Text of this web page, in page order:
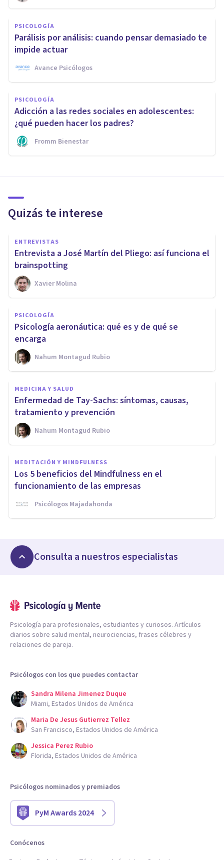
PSICOLOGÍA
Parálisis por análisis: cuando pensar demasiado te
impide actuar
Avance Psicólogos
PSICOLOGÍA
Adicción a las redes sociales en adolescentes:
¿qué pueden hacer los padres?
Fromm Bienestar
Quizás te interese
ENTREVISTAS
Entrevista a José Martín del Pliego: así funciona el
brainspotting
Xavier Molina
PSICOLOGÍA
Psicología aeronáutica: qué es y de qué se
encarga
Nahum Montagud Rubio
MEDICINA Y SALUD
Enfermedad de Tay-Sachs: síntomas, causas,
tratamiento y prevención
Nahum Montagud Rubio
MEDITACIÓN Y MINDFULNESS
Los 5 beneficios del Mindfulness en el
funcionamiento de las empresas
Psicólogos Majadahonda
Consulta a nuestros especialistas
Psicología para profesionales, estudiantes y curiosos. Artículos
diarios sobre salud mental, neurociencias, frases célebres y
relaciones de pareja.
Psicólogos con los que puedes contactar
Sandra Milena Jimenez Duque
Miami, Estados Unidos de América
Maria De Jesus Gutierrez Tellez
San Francisco, Estados Unidos de América
Jessica Perez Rubio
Florida, Estados Unidos de América
Psicólogos nominados y premiados
PyM Awards 2024
Conócenos